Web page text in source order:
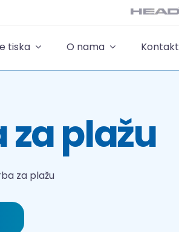
tiska O nama Kontakt
za plažu
za plažu